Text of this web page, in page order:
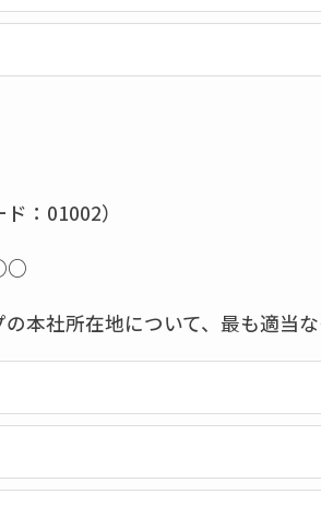
ド：01002）
本社所在地について、最も適当